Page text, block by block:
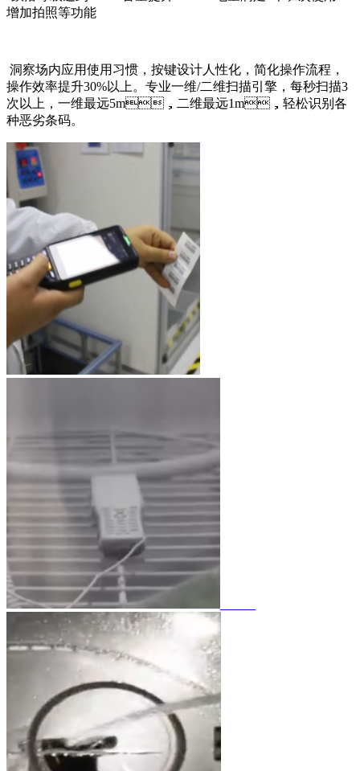
增加拍照等功能
洞察场内应用使用习惯，按键设计人性化，简化操作流程，
操作效率提升30%以上。专业一维/二维扫描引擎，每秒扫描3
次以上，一维最远5m，二维最远1m，轻松识别各
种恶劣条码。